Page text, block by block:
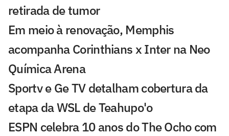
retirada de tumor
Em meio à renovação, Memphis
acompanha Corinthians x Inter na Neo
Química Arena
Sportv e Ge TV detalham cobertura da
etapa da WSL de Teahupo'o
ESPN celebra 10 anos do The Ocho com